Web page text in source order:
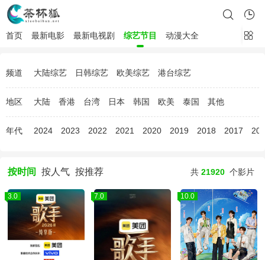
首页 最新电影 最新电视剧 综艺节目 动漫大全
频道 大陆综艺 日韩综艺 欧美综艺 港台综艺
地区 大陆 香港 台湾 日本 韩国 欧美 泰国 其他
年代 2024 2023 2022 2021 2020 2019 2018 2017
按时间 按人气 按推荐 共 21920 个影片
3.0 7.0 10.0